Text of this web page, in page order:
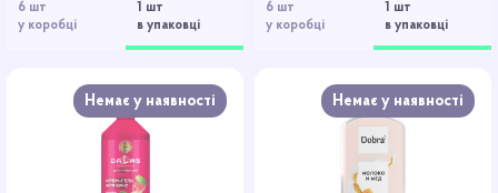
6 шт
у коробці
1 шт
в упаковці
6 шт
у коробці
1 шт
в упаковці
Немає у наявності Немає у наявності